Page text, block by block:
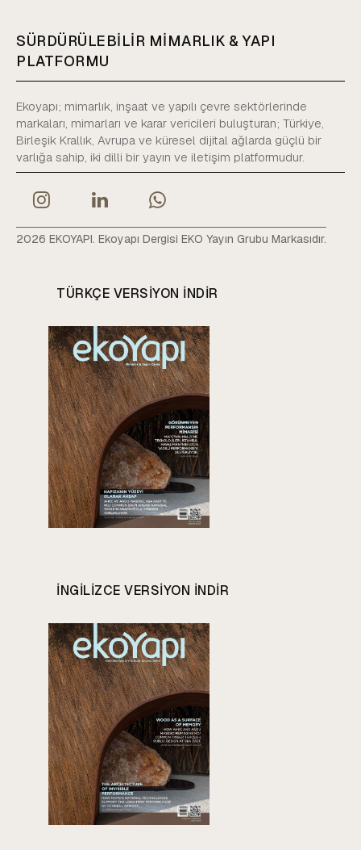
SÜRDÜRÜLEBİLİR MİMARLIK & YAPI
PLATFORMU
Ekoyapı; mimarlık, inşaat ve yapılı çevre sektörlerinde
markaları, mimarları ve karar vericileri buluşturan; Türkiye,
Birleşik Krallık, Avrupa ve küresel dijital ağlarda güçlü bir
varlığa sahip, iki dilli bir yayın ve iletişim platformudur.
2026 EKOYAPI. Ekoyapı Dergisi EKO Yayın Grubu Markasıdır.
TÜRKÇE VERSIYON INDIR
INGILIZCE VERSIYON INDIR